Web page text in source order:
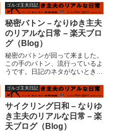
４，３２６円。で、今月の食費累
計、２５，４５５円。やっぱり
５?６万ペース。ま、これからど
う変わるか判りませんが、おおよ
その目...
ゴルゴ主夫日記
秘密バトン – なりゆき主夫
のリアルな日常 – 楽天ブロ
グ（Blog）
秘密のバトンが回って来ました。
この手のバトン、流行っているよ
うです。日記のネタがないときに
ーンメール、不幸の手紙のようで
冗談じゃない、という人もいるか
と思います。しかも秘密・・・。
これをゴルゴカテゴリに入れて
い...
ゴルゴ主夫日記
サイクリング日和 – なりゆ
き主夫のリアルな日常 – 楽
天ブログ（Blog）